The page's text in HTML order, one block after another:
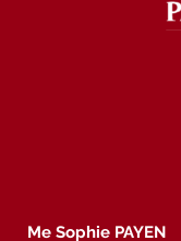
Me Sophie PAYEN